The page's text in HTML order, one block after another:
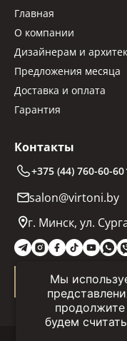
Главная
О компании
Дизайнерам и
Предложения месяца
Доставка и оплата
Гарантия
Контакты
+375 (44) 760-60-60
salon@virtoni.by
г. Минск, ул.
Заказать звонок
Мы
продолжите
будем